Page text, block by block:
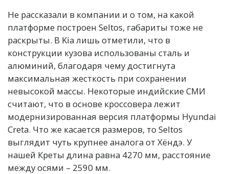
Не рассказали в компании и о том, на какой
платформе построен Seltos, габариты тоже не
раскрыты. В Kia лишь отметили, что в
конструкции кузова использованы сталь и
алюминий, благодаря чему достигнута
максимальная жесткость при сохранении
невысокой массы. Некоторые индийские СМИ
считают, что в основе кроссовера лежит
модернизированная версия платформы Hyundai
Creta. Что же касается размеров, то Seltos
выглядит чуть крупнее аналога от Хёндэ. У
нашей Креты длина равна 4270 мм, расстояние
между осями – 2590 мм.